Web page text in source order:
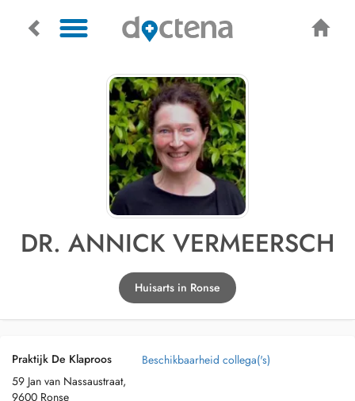
DR. ANNICK VERMEERSCH
Huisarts in Ronse
Praktijk De Klaproos
59 Jan van Nassaustraat,
9600 Ronse
Beschikbaarheid collega('s)